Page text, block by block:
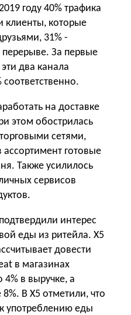
году 40% трафика
клиенты, которые
31% -
За первые
два канала
соответственно.
на доставке
этом обострилась
сетями,
ассортимент готовые
Также усилилось
сервисов
интерес
еды из ритейла. X5
довести
в магазинах
в выручке, а
В X5 отметили, что
употреблению еды